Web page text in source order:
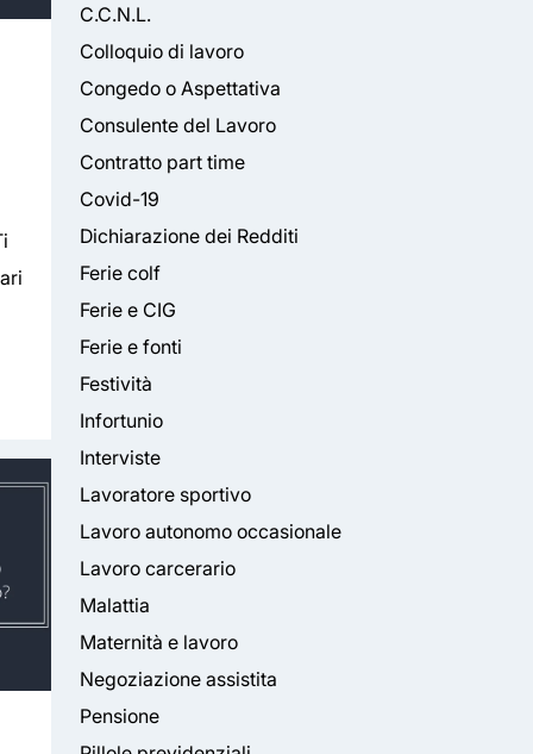
C.C.N.L.
Colloquio di lavoro
Congedo o Aspettativa
Consulente del Lavoro
Contratto part time
Covid-19
Dichiarazione dei Redditi
Ferie colf
Ferie e CIG
Ferie e fonti
Festività
Infortunio
Interviste
Lavoratore sportivo
Lavoro autonomo occasionale
Lavoro carcerario
Malattia
Maternità e lavoro
Negoziazione assistita
Pensione